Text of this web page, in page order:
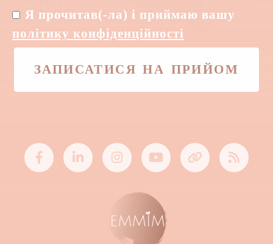
Я прочитав(-ла) і приймаю вашу
політику конфіденційності
ЗАПИСАТИСЯ НА ПРИЙОМ